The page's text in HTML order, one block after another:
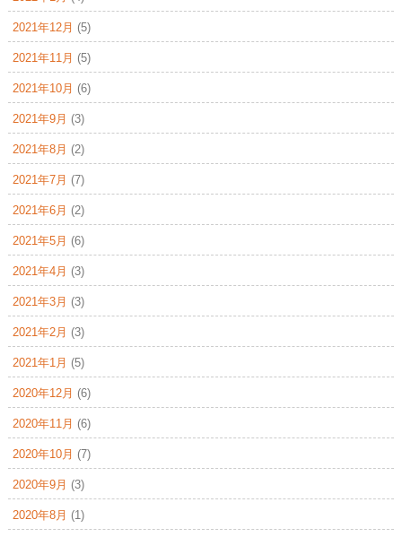
2021年12月 (5)
2021年11月 (5)
2021年10月 (6)
2021年9月 (3)
2021年8月 (2)
2021年7月 (7)
2021年6月 (2)
2021年5月 (6)
2021年4月 (3)
2021年3月 (3)
2021年2月 (3)
2021年1月 (5)
2020年12月 (6)
2020年11月 (6)
2020年10月 (7)
2020年9月 (3)
2020年8月 (1)